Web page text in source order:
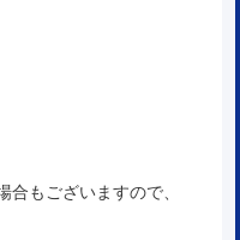
もございますので、